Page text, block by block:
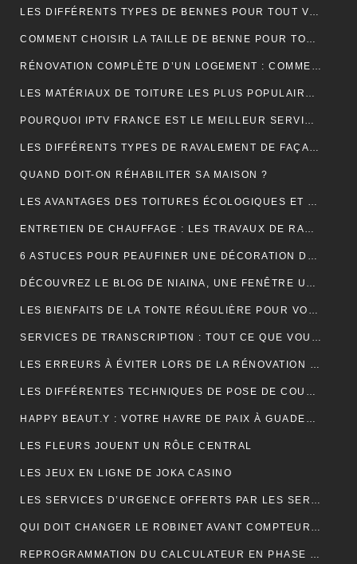
LES DIFFÉRENTS TYPES DE BENNES POUR TOUT VENANT DISPONIBLES
COMMENT CHOISIR LA TAILLE DE BENNE POUR TOUT VENANT ?
RÉNOVATION COMPLÈTE D’UN LOGEMENT : COMMENT PROCÉDER ?
LES MATÉRIAUX DE TOITURE LES PLUS POPULAIRES ET LEURS CARACTÉRISTIQUES
POURQUOI IPTV FRANCE EST LE MEILLEUR SERVICE D’ABONNEMENT IPTV ?
LES DIFFÉRENTS TYPES DE RAVALEMENT DE FAÇADE
QUAND DOIT-ON RÉHABILITER SA MAISON ?
LES AVANTAGES DES TOITURES ÉCOLOGIQUES ET DURABLES
ENTRETIEN DE CHAUFFAGE : LES TRAVAUX DE RAMONAGE EN DÉTAIL
6 ASTUCES POUR PEAUFINER UNE DÉCORATION DE MARIAGE
DÉCOUVREZ LE BLOG DE NIAINA, UNE FENÊTRE UNIQUE SUR MADAGASCAR
LES BIENFAITS DE LA TONTE RÉGULIÈRE POUR VOTRE PELOUSE
SERVICES DE TRANSCRIPTION : TOUT CE QUE VOUS DEVEZ SAVOIR
LES ERREURS À ÉVITER LORS DE LA RÉNOVATION DE VOTRE TOITURE
LES DIFFÉRENTES TECHNIQUES DE POSE DE COUVERTURE
HAPPY BEAUT.Y : VOTRE HAVRE DE PAIX À GUADELOUPE ET À PARIS
LES FLEURS JOUENT UN RÔLE CENTRAL
LES JEUX EN LIGNE DE JOKA CASINO
LES SERVICES D’URGENCE OFFERTS PAR LES SERRURIERS À PARIS
QUI DOIT CHANGER LE ROBINET AVANT COMPTEUR MAISON INDIVIDUELLE ?
REPROGRAMMATION DU CALCULATEUR EN PHASE 1 : EXPLICATIONS